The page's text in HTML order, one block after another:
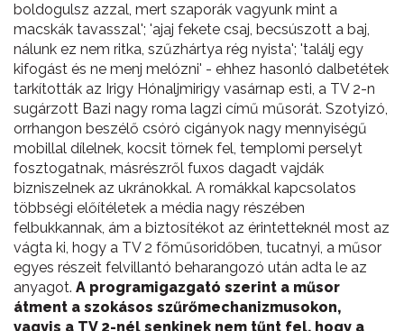
boldogulsz azzal, mert szaporák vagyunk mint a
macskák tavasszal'; 'ajaj fekete csaj, becsúszott a baj,
nálunk ez nem ritka, szűzhártya rég nyista'; 'találj egy
kifogást és ne menj melózni' - ehhez hasonló dalbetétek
tarkították az Irigy Hónaljmirigy vasárnap esti, a TV 2-n
sugárzott Bazi nagy roma lagzi című műsorát. Szotyizó,
orrhangon beszélő csóró cigányok nagy mennyiségű
mobillal dílelnek, kocsit törnek fel, templomi perselyt
fosztogatnak, másrészről fuxos dagadt vajdák
bizniszelnek az ukránokkal. A romákkal kapcsolatos
többségi előítéletek a média nagy részében
felbukkannak, ám a biztosítékot az érintetteknél most az
vágta ki, hogy a TV 2 főműsoridőben, tucatnyi, a műsor
egyes részeit felvillantó beharangozó után adta le az
anyagot. A programigazgató szerint a műsor
átment a szokásos szűrőmechanizmusokon,
vagyis a TV 2-nél senkinek nem tűnt fel, hogy a